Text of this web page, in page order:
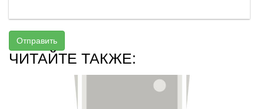
Отправить
ЧИТАЙТЕ ТАКЖЕ: